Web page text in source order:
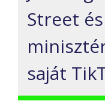
Street
saját